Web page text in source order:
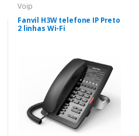
Voip
Fanvil H3W telefone IP Preto
2 linhas Wi-Fi